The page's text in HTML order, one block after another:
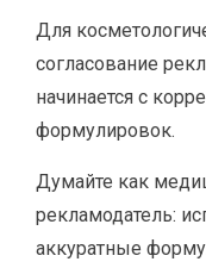
Для
согласование
начинается с
формулировок.
Думайте как
рекламодатель:
аккуратные